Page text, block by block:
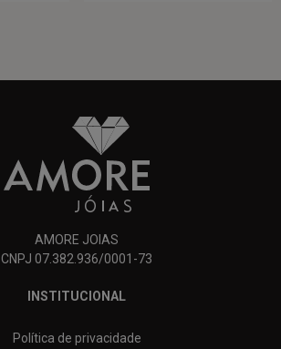
AMORE JOIAS
CNPJ 07.382.936/0001-73
INSTITUCIONAL
Política de privacidade